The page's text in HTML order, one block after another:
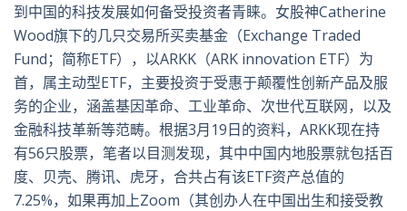
到中国的科技发展如何备受投资者青睐。女股神Catherine
Wood旗下的几只交易所买卖基金（Exchange Traded
Fund；简称ETF），以ARKK（ARK innovation ETF）为
首，属主动型ETF，主要投资于受惠于颠覆性创新产品及服
务的企业，涵盖基因革命、工业革命、次世代互联网，以及
金融科技革新等范畴。根据3月19日的资料，ARKK现在持
有56只股票，笔者以目测发现，其中中国内地股票就包括百
度、贝壳、腾讯、虎牙，合共占有该ETF资产总值的
7.25%，如果再加上Zoom（其创办人在中国出生和接受教